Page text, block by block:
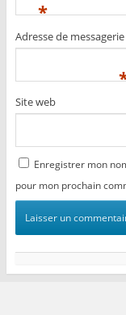
*
Adresse de messagerie
Site web
Enregistrer mon
pour mon prochain